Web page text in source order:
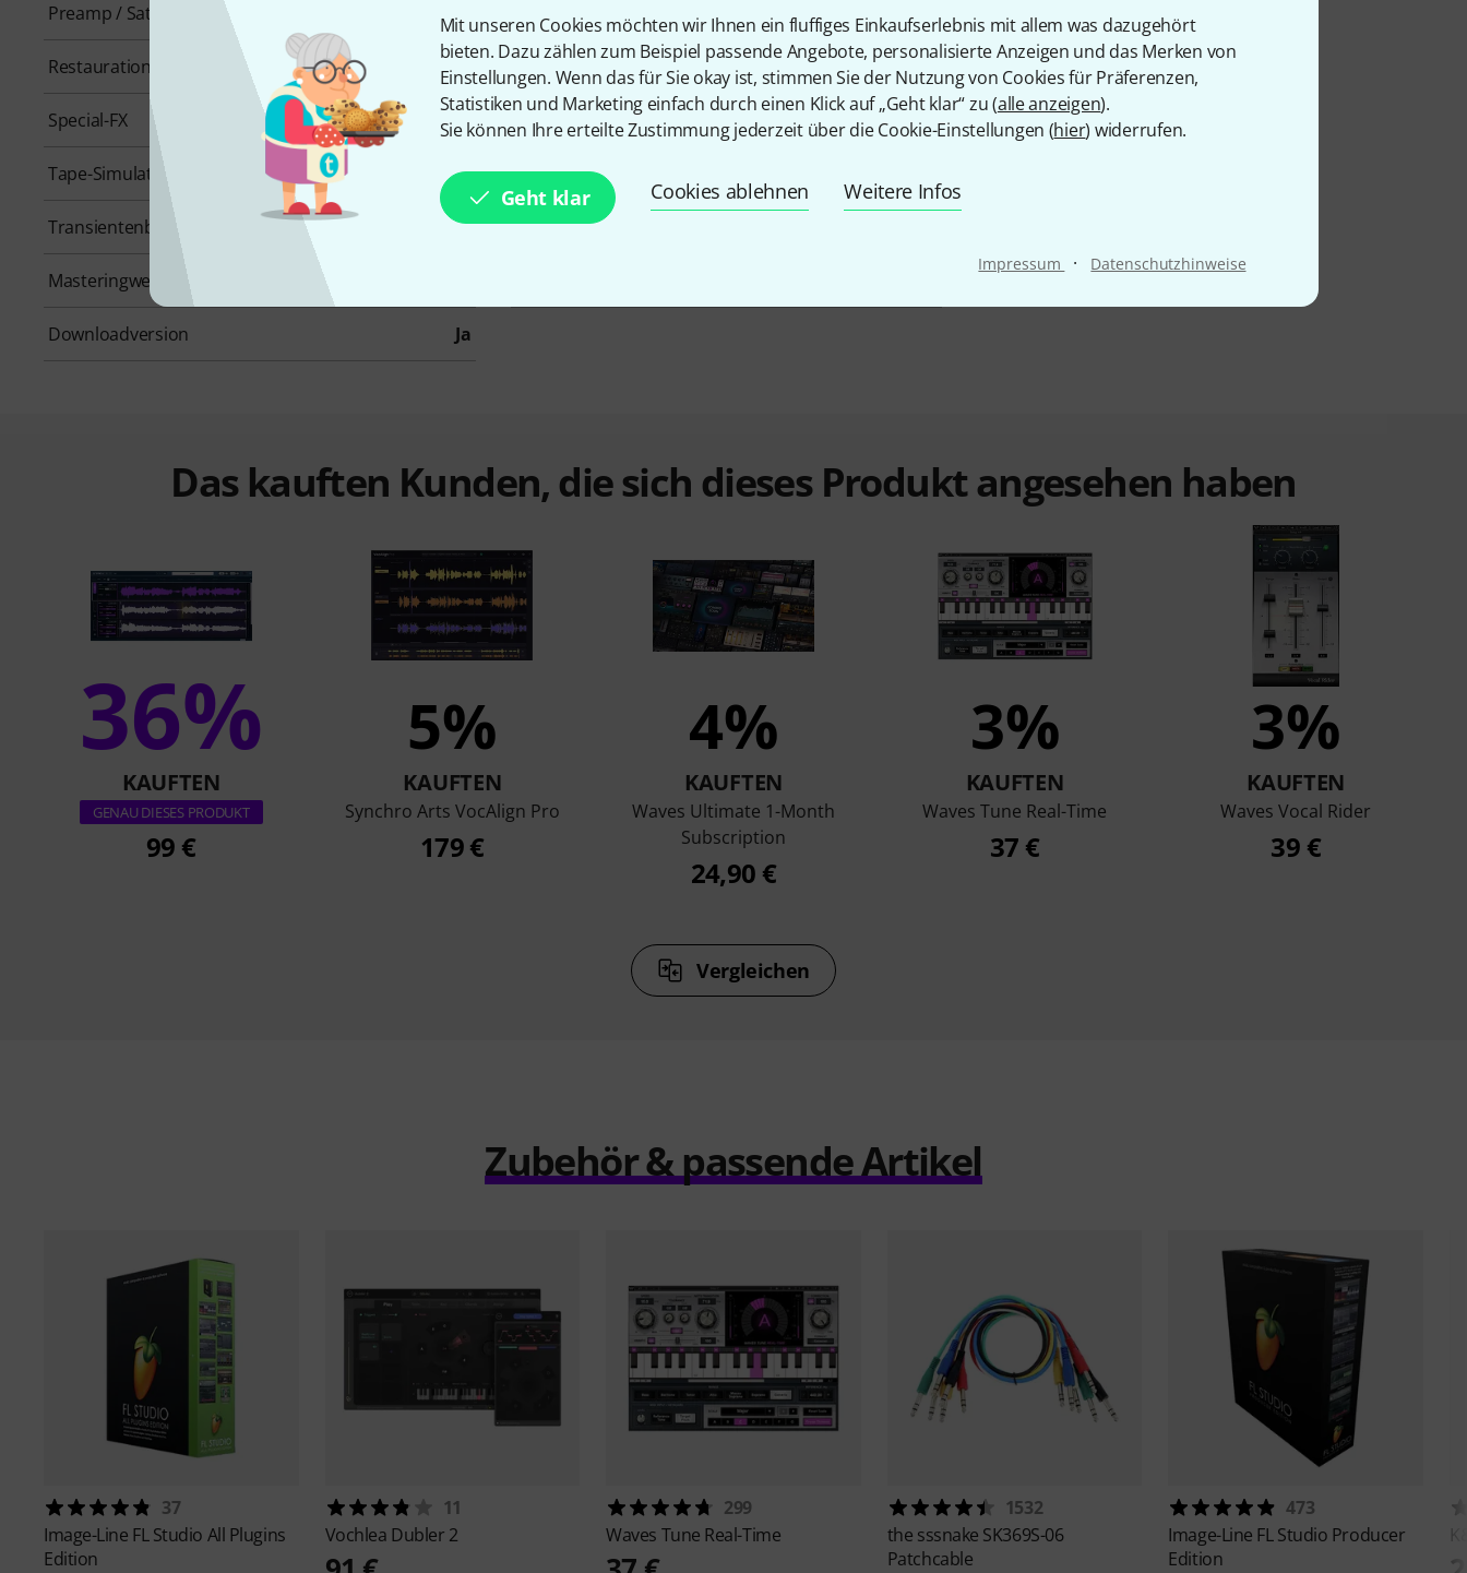
Mit unseren Cookies möchten wir Ihnen ein fluffiges Einkaufserlebnis mit allem was dazugehört
bieten. Dazu zählen zum Beispiel passende Angebote, personalisierte Anzeigen und das Merken von
Einstellungen. Wenn das für Sie okay ist, stimmen Sie der Nutzung von Cookies für Präferenzen,
Statistiken und Marketing einfach durch einen Klick auf „Geht klar“ zu (alle anzeigen).
Sie können Ihre erteilte Zustimmung jederzeit über die Cookie-Einstellungen (hier) widerrufen.
Geht klar Cookies ablehnen Weitere Infos
Impressum · Datenschutzhinweise
Preamp / Saturation Nein Psychoakustik / Enhancer / Exciter Nein
Restauration Nein Reverb Nein
Special-FX Nein Summierer / Konsolen Nein
Tape-Simulation Nein Pitch Shifter / Harmonizer / Timestretching
Transientenbearbeitung Nein Vocoder / Stimmeffekt
Masteringwerkzeug
Downloadversion Ja
Das kauften Kunden, die sich dieses Produkt angesehen haben
36%
KAUFTEN
GENAU DIESES PRODUKT
99 €
5%
KAUFTEN
Synchro Arts VocAlign Pro
179 €
4%
KAUFTEN
Waves Ultimate 1-Month
Subscription
24,90 €
3%
KAUFTEN
Waves Tune Real-Time
37 €
3%
KAUFTEN
Waves Vocal Rider
39 €
Vergleichen
Zubehör & passende Artikel
37
Image-Line FL Studio All Plugins
Edition
11
Vochlea Dubler 2
299
Waves Tune Real-Time
1532
the sssnake SK369S-06
Patchcable
473
Image-Line FL Studio Producer
Edition